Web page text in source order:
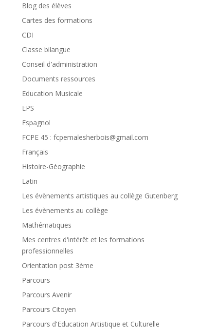
Blog des élèves
Cartes des formations
CDI
Classe bilangue
Conseil d'administration
Documents ressources
Education Musicale
EPS
Espagnol
FCPE 45 : fcpemalesherbois@gmail.com
Français
Histoire-Géographie
Latin
Les évènements artistiques au collège Gutenberg
Les évènements au collège
Mathématiques
Mes centres d'intérêt et les formations
professionnelles
Orientation post 3ème
Parcours
Parcours Avenir
Parcours Citoyen
Parcours d'Education Artistique et Culturelle